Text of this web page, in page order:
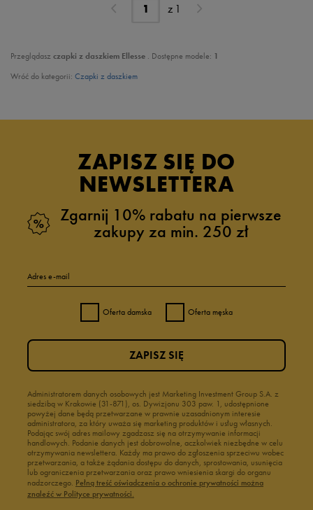
z 1
Przeglądasz czapki z daszkiem Ellesse . Dostępne modele: 1
Wróć do kategorii: Czapki z daszkiem
ZAPISZ SIĘ DO
NEWSLETTERA
Zgarnij 10% rabatu na pierwsze
zakupy za min. 250 zł
Adres e-mail
Oferta damska Oferta męska
Administratorem danych osobowych jest Marketing Investment Group S.A. z
siedzibą w Krakowie (31-871), os. Dywizjonu 303 paw. 1, udostępnione
powyżej dane będą przetwarzane w prawnie uzasadnionym interesie
administratora, za który uważa się marketing produktów i usług własnych.
Podając swój adres mailowy zgadzasz się na otrzymywanie informacji
handlowych. Podanie danych jest dobrowolne, aczkolwiek niezbędne w celu
otrzymywania newslettera. Każdy ma prawo do zgłoszenia sprzeciwu wobec
przetwarzania, a także żądania dostępu do danych, sprostowania, usunięcia
lub ograniczenia przetwarzania oraz prawo wniesienia skargi do organu
nadzorczego. Pełną treść oświadczenia o ochronie prywatności można
znaleźć w Polityce prywatności.
ZAPISZ SIĘ